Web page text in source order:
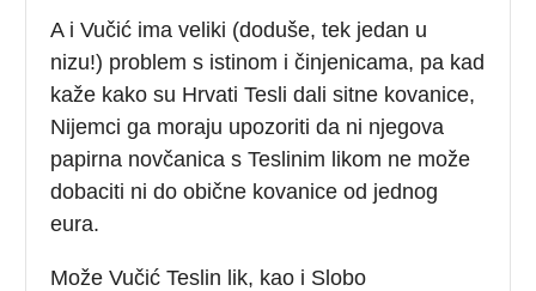
A i Vučić ima veliki (doduše, tek jedan u
nizu!) problem s istinom i činjenicama, pa kad
kaže kako su Hrvati Tesli dali sitne kovanice,
Nijemci ga moraju upozoriti da ni njegova
papirna novčanica s Teslinim likom ne može
dobaciti ni do obične kovanice od jednog
eura.
Može Vučić Teslin lik, kao i Slobo